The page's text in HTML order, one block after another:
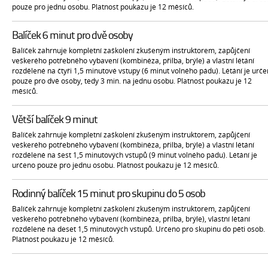
pouze pro jednu osobu. Platnost poukazu je 12 měsíců.
Balíček 6 minut pro dvě osoby
Balíček zahrnuje kompletní zaškolení zkušeným instruktorem, zapůjčení
veškerého potřebného vybavení (kombinéza, přilba, brýle) a vlastní létání
rozdělené na čtyři 1,5 minutové vstupy (6 minut volného pádu). Létání je
pouze pro dvě osoby, tedy 3 min. na jednu osobu. Platnost poukazu je 12
měsíců.
Větší balíček 9 minut
Balíček zahrnuje kompletní zaškolení zkušeným instruktorem, zapůjčení
veškerého potřebného vybavení (kombinéza, přilba, brýle) a vlastní létání
rozdělené na šest 1,5 minutových vstupů (9 minut volného pádu). Létání je
určeno pouze pro jednu osobu. Platnost poukazu je 12 měsíců.
Rodinný balíček 15 minut pro skupinu do 5 osob
Balíček zahrnuje kompletní zaškolení zkušeným instruktorem, zapůjčení
veškerého potřebného vybavení (kombinéza, přilba, brýle), vlastní létání
rozdělené na deset 1,5 minutových vstupů. Určeno pro skupinu do pěti osob.
Platnost poukazu je 12 měsíců.